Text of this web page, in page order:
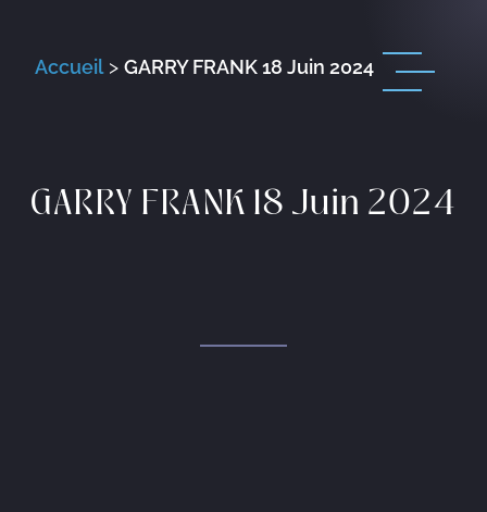
Accueil> GARRY FRANK 18 Juin 2024
GARRY FRANK 18 Juin 2024